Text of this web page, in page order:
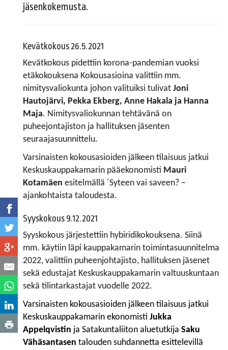
jäsenkokemusta.
Kevätkokous 26.5.2021
Kevätkokous pidettiin korona-pandemian vuoksi
etäkokouksena Kokousasioina valittiin mm.
nimitysvaliokunta johon valituiksi tulivat Joni
Hautojärvi, Pekka Ekberg, Anne Hakala ja Hanna
Maja. Nimitysvaliokunnan tehtävänä on
puheejontajiston ja hallituksen jäsenten
seuraajasuunnittelu.
Varsinaisten kokousasioiden jälkeen tilaisuus jatkui
Keskuskauppakamarin pääekonomisti Mauri
Kotamäen esitelmällä ´Syteen vai saveen? –
ajankohtaista taloudesta.
Syyskokous 9.12.2021
Syyskokous järjestettiin hybiridikokouksena. Siinä
mm. käytiin läpi kauppakamarin toimintasuunnitelma
2022, valittiin puheenjohtajisto, hallituksen jäsenet
sekä edustajat Keskuskauppakamarin valtuuskuntaan
sekä tilintarkastajat vuodelle 2022.
Varsinaisten kokousasioiden jälkeen tilaisuus jatkui
Keskuskauppakamarin ekonomisti Jukka
Appelqvistin ja Satakuntaliiton aluetutkija Saku
Vähäsantasen talouden suhdannetta esittelevillä